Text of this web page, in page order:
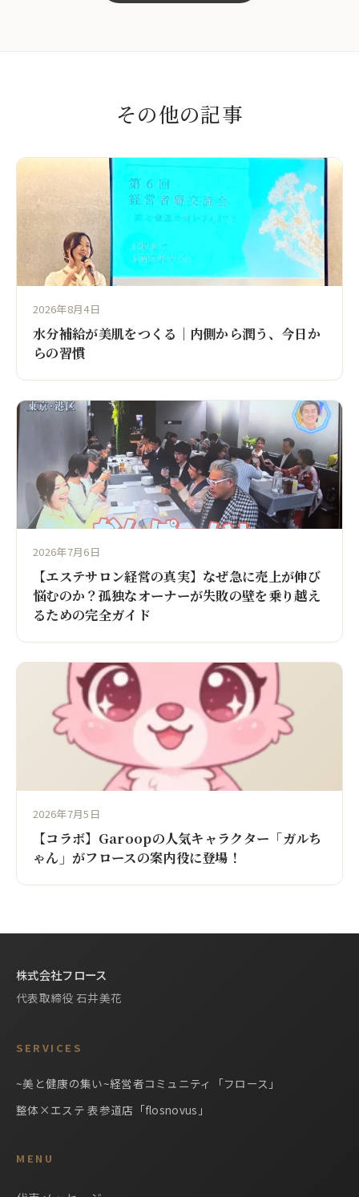
その他の記事
2026年8月4日
水分補給が美肌をつくる｜内側から潤う、今日か
らの習慣
2026年7月6日
【エステサロン経営の真実】なぜ急に売上が伸び
悩むのか？孤独なオーナーが失敗の壁を乗り越え
るための完全ガイド
2026年7月5日
【コラボ】Garoopの人気キャラクター「ガルち
ゃん」がフロースの案内役に登場！
株式会社フロース
代表取締役 石井美花
SERVICES
~美と健康の集い~経営者コミュニティ「フロース」
整体×エステ 表参道店「flosnovus」
MENU